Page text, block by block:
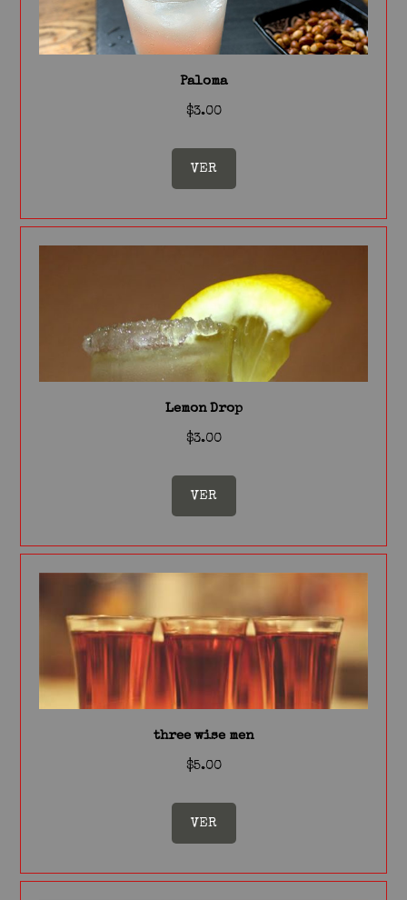
Paloma
$3.00
VER
Lemon Drop
$3.00
VER
three wise men
$5.00
VER